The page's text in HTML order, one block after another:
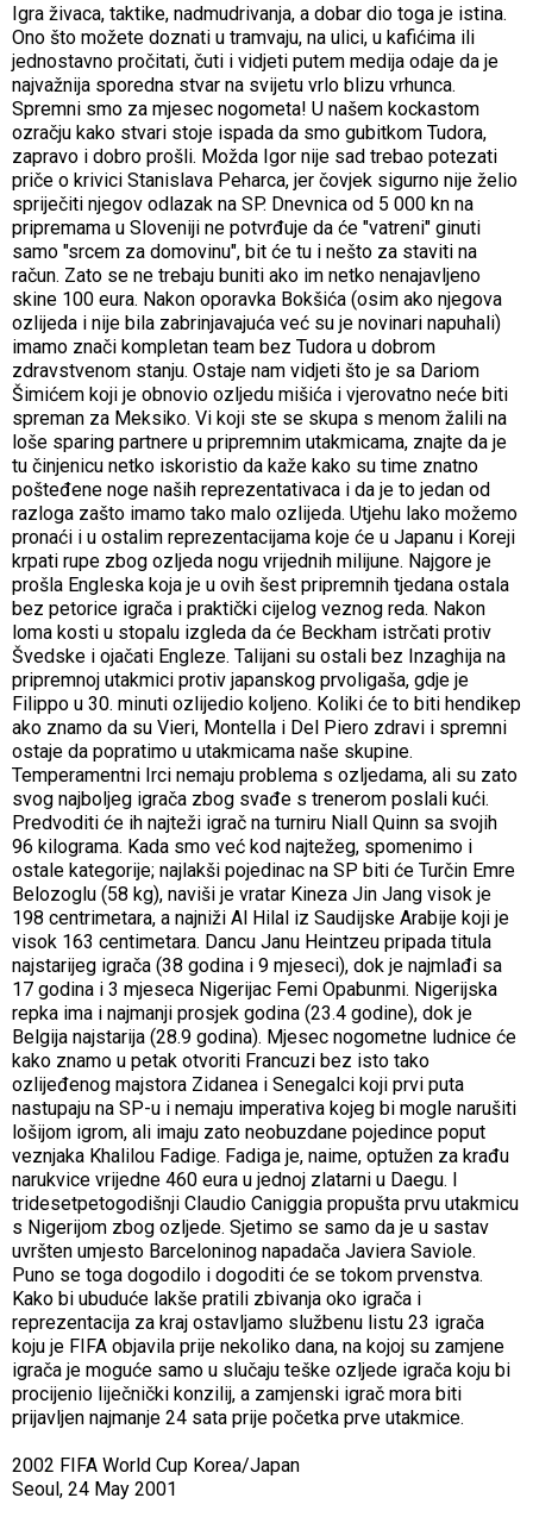
Igra živaca, taktike, nadmudrivanja, a dobar dio toga je istina.
Ono što možete doznati u tramvaju, na ulici, u kafićima ili
jednostavno pročitati, čuti i vidjeti putem medija odaje da je
najvažnija sporedna stvar na svijetu vrlo blizu vrhunca.
Spremni smo za mjesec nogometa! U našem kockastom
ozračju kako stvari stoje ispada da smo gubitkom Tudora,
zapravo i dobro prošli. Možda Igor nije sad trebao potezati
priče o krivici Stanislava Peharca, jer čovjek sigurno nije želio
spriječiti njegov odlazak na SP. Dnevnica od 5 000 kn na
pripremama u Sloveniji ne potvrđuje da će "vatreni" ginuti
samo "srcem za domovinu", bit će tu i nešto za staviti na
račun. Zato se ne trebaju buniti ako im netko nenajavljeno
skine 100 eura. Nakon oporavka Bokšića (osim ako njegova
ozlijeda i nije bila zabrinjavajuća već su je novinari napuhali)
imamo znači kompletan team bez Tudora u dobrom
zdravstvenom stanju. Ostaje nam vidjeti što je sa Dariom
Šimićem koji je obnovio ozljedu mišića i vjerovatno neće biti
spreman za Meksiko. Vi koji ste se skupa s menom žalili na
loše sparing partnere u pripremnim utakmicama, znajte da je
tu činjenicu netko iskoristio da kaže kako su time znatno
pošteđene noge naših reprezentativaca i da je to jedan od
razloga zašto imamo tako malo ozlijeda. Utjehu lako možemo
pronaći i u ostalim reprezentacijama koje će u Japanu i Koreji
krpati rupe zbog ozljeda nogu vrijednih milijune. Najgore je
prošla Engleska koja je u ovih šest pripremnih tjedana ostala
bez petorice igrača i praktički cijelog veznog reda. Nakon
loma kosti u stopalu izgleda da će Beckham istrčati protiv
Švedske i ojačati Engleze. Talijani su ostali bez Inzaghija na
pripremnoj utakmici protiv japanskog prvoligaša, gdje je
Filippo u 30. minuti ozlijedio koljeno. Koliki će to biti hendikep
ako znamo da su Vieri, Montella i Del Piero zdravi i spremni
ostaje da popratimo u utakmicama naše skupine.
Temperamentni Irci nemaju problema s ozljedama, ali su zato
svog najboljeg igrača zbog svađe s trenerom poslali kući.
Predvoditi će ih najteži igrač na turniru Niall Quinn sa svojih
96 kilograma. Kada smo već kod najtežeg, spomenimo i
ostale kategorije; najlakši pojedinac na SP biti će Turčin Emre
Belozoglu (58 kg), naviši je vratar Kineza Jin Jang visok je
198 centrimetara, a najniži Al Hilal iz Saudijske Arabije koji je
visok 163 centimetara. Dancu Janu Heintzeu pripada titula
najstarijeg igrača (38 godina i 9 mjeseci), dok je najmlađi sa
17 godina i 3 mjeseca Nigerijac Femi Opabunmi. Nigerijska
repka ima i najmanji prosjek godina (23.4 godine), dok je
Belgija najstarija (28.9 godina). Mjesec nogometne ludnice će
kako znamo u petak otvoriti Francuzi bez isto tako
ozlijeđenog majstora Zidanea i Senegalci koji prvi puta
nastupaju na SP-u i nemaju imperativa kojeg bi mogle narušiti
lošijom igrom, ali imaju zato neobuzdane pojedince poput
veznjaka Khalilou Fadige. Fadiga je, naime, optužen za krađu
narukvice vrijedne 460 eura u jednoj zlatarni u Daegu. I
tridesetpetogodišnji Claudio Caniggia propušta prvu utakmicu
s Nigerijom zbog ozljede. Sjetimo se samo da je u sastav
uvršten umjesto Barceloninog napadača Javiera Saviole.
Puno se toga dogodilo i dogoditi će se tokom prvenstva.
Kako bi ubuduće lakše pratili zbivanja oko igrača i
reprezentacija za kraj ostavljamo službenu listu 23 igrača
koju je FIFA objavila prije nekoliko dana, na kojoj su zamjene
igrača je moguće samo u slučaju teške ozljede igrača koju bi
procijenio liječnički konzilij, a zamjenski igrač mora biti
prijavljen najmanje 24 sata prije početka prve utakmice.
2002 FIFA World Cup Korea/Japan
Seoul, 24 May 2001